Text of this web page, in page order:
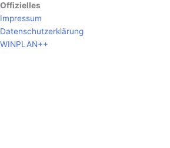
Offizielles
Impressum
Datenschutzerklärung
WINPLAN++